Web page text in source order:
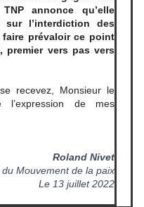
annonce qu’elle
l’interdiction des
faire prévaloir ce point
premier vers pas vers
recevez, Monsieur le
l’expression de mes
Roland Nivet
Mouvement de la paix
Le 13 juillet 2022